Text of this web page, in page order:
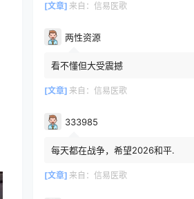
[文章] 来自： 信易医歌
两性资源
看不懂但大受震撼
[文章] 来自： 信易医歌
333985
每天都在战争，希望2026和平.
[文章] 来自： 信易医歌